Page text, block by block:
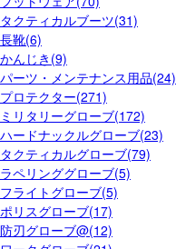
タクティカルブーツ(31)
長靴(6)
かんじき(9)
パーツ・メンテナンス用品(24)
プロテクター(271)
ミリタリーグローブ(172)
ハードナックルグローブ(23)
タクティカルグローブ(79)
ラペリンググローブ(5)
フライトグローブ(5)
ポリスグローブ(17)
防刃グローブ@(12)